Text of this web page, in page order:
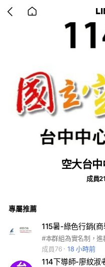
back
空大台
成員
專屬推薦
115暑-綠色行銷(商
成員76
18 小時前
114下導師-廖紋淑